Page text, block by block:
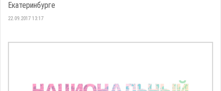
Екатеринбурге
22.09.2017 13:17